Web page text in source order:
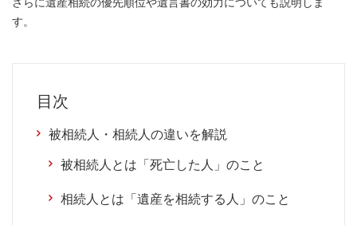
す。
目次
被相続人・相続人の違いを解説
被相続人とは「死亡した人」のこと
相続人とは「遺産を相続する人」のこと